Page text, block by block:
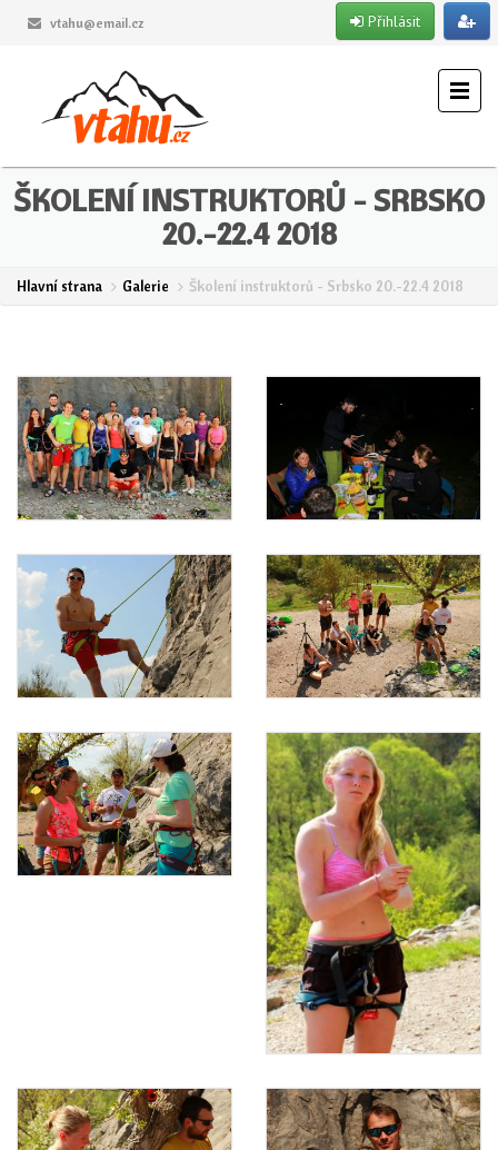
vtahu@email.cz Přihlásit
ŠKOLENÍ INSTRUKTORŮ - SRBSKO
20.-22.4 2018
Hlavní strana Galerie Školení instruktorů - Srbsko 20.-22.4 2018